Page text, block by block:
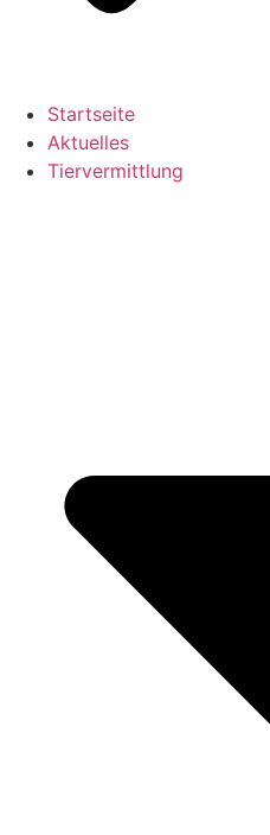
Startseite
Aktuelles
Tiervermittlung